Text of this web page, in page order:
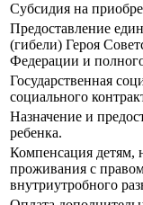
Субсидия на
Предоставление
(гибели) Героя
Федерации и
Государственная
социального
Назначение и
ребенка.
Компенсация детям,
проживания с
внутриутробного